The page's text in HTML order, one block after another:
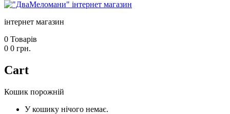
інтернет магазин
0 Товарів
0 0 грн.
Cart
Кошик порожній
У кошику нічого немає.